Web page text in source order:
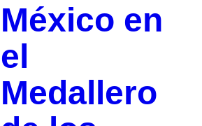
México en
el
Medallero